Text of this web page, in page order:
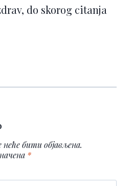
do skorog citanja
бити објављена.
*